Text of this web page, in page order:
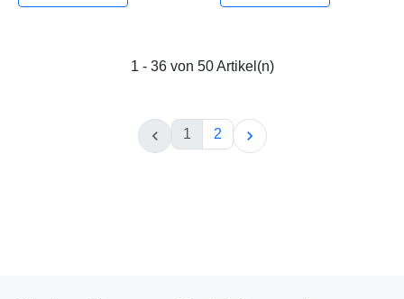
1 - 36 von 50 Artikel(n)
 1 2 